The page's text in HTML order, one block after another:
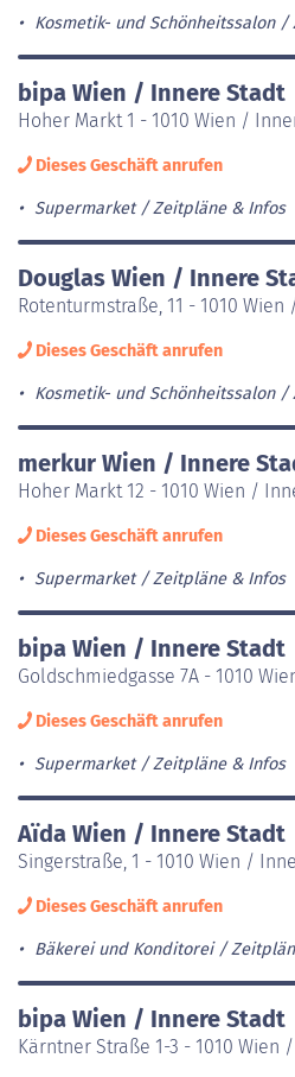
Kosmetik- und Schönheitssalon
bipa Wien / Innere Stadt
Hoher Markt 1 - 1010 Wien /
Dieses Geschäft anrufen
Supermarket Zeitpläne & Infos
Douglas Wien / Innere
Rotenturmstraße, 11 - 1010
Dieses Geschäft anrufen
Kosmetik- und Schönheitssalon
merkur Wien / Innere
Hoher Markt 12 - 1010 Wien /
Dieses Geschäft anrufen
Supermarket Zeitpläne & Infos
bipa Wien / Innere Stadt
Goldschmiedgasse 7A - 1010
Dieses Geschäft anrufen
Supermarket Zeitpläne & Infos
Aïda Wien / Innere Stadt
Singerstraße, 1 - 1010 Wien /
Dieses Geschäft anrufen
Bäkerei und Konditorei
bipa Wien / Innere Stadt
Kärntner Straße 1-3 - 1010 Wien